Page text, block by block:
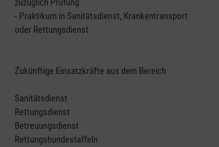
- Praktikum in Sanitätsdienst, Krankentransport
oder Rettungsdienst
Zukünftige Einsatzkräfte aus dem Bereich
Sanitätsdienst
Rettungsdienst
Betreuungsdienst
Rettungshundestaffeln